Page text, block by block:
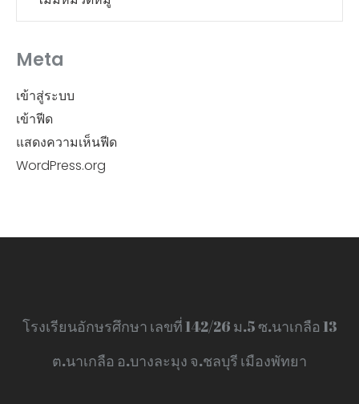
Meta
เข้าสู่ระบบ
เข้าฟีด
แสดงความเห็นฟีด
WordPress.org
โรงเรียนอักษรศึกษา เลขที่ 142/26 ม.5 ซ.นาเกลือ 13
ต.นาเกลือ อ.บางละมุง จ.ชลบุรี เมืองพัทยา